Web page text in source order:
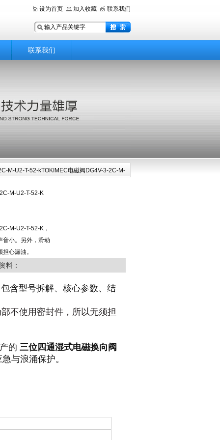
设为首页 加入收藏 联系我们
联系我们
M-U2-T-52-kTOKIMEC电磁阀DG4V-3-2C-M-
M-U2-T-52-K
M-U2-T-52-K，
音小。另外，滑动
心漏油。
料：
含型号拆解、核心参数、结
不使用密封件，所以无须担
的 三位四通湿式电磁换向阀
与浪涌保护。